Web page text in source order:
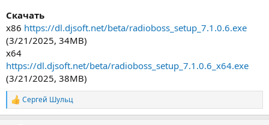
Скачать
x86 https://dl.djsoft.net/beta/radioboss_setup_7.1.0.6.exe
(3/21/2025, 34MB)
x64
https://dl.djsoft.net/beta/radioboss_setup_7.1.0.6_x64.exe
(3/21/2025, 38MB)
Р
е
Сергей Шульц